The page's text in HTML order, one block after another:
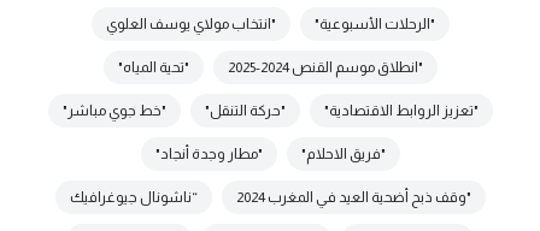
"الرحلات الأسبوعية" "انتخاب مولاي يوسف العلوي
"انطلاق موسم القنص 2024-2025 "تحية المياه"
"تعزيز الروابط الاقتصادية" "حركة التنقل" "خط جوي مباشر"
"فريق الاحلام" "مطار وجدة أنجاد"
"وقف ذبح أضحية العيد في المغرب 2024 “ناشونال جيوغرافيك